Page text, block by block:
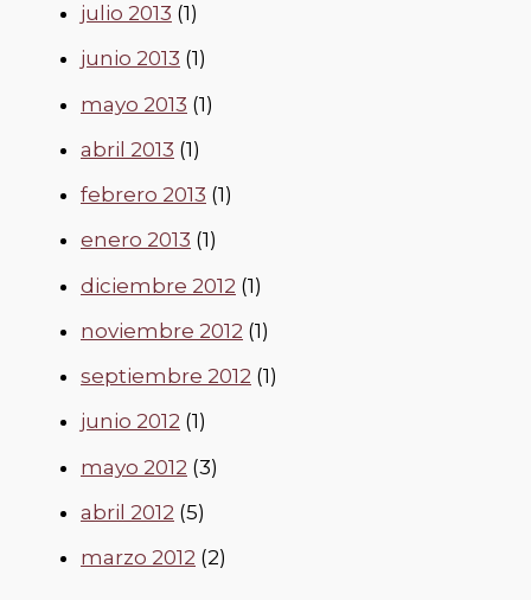
julio 2013 (1)
junio 2013 (1)
mayo 2013 (1)
abril 2013 (1)
febrero 2013 (1)
enero 2013 (1)
diciembre 2012 (1)
noviembre 2012 (1)
septiembre 2012 (1)
junio 2012 (1)
mayo 2012 (3)
abril 2012 (5)
marzo 2012 (2)